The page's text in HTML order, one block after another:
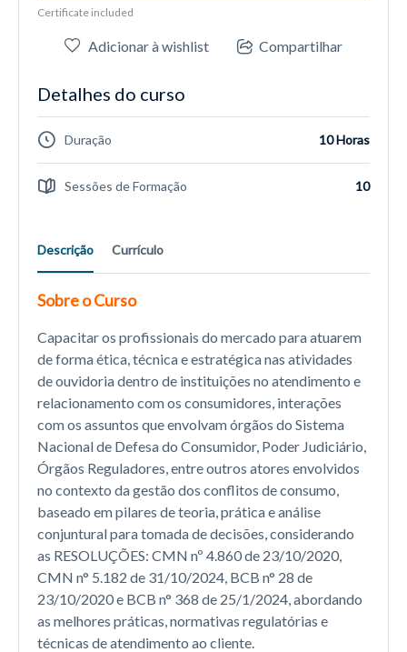
Descrição Currículo
Sobre o Curso
Capacitar os profissionais do mercado para atuarem
de forma ética, técnica e estratégica nas atividades
de ouvidoria dentro de instituições no atendimento e
relacionamento com os consumidores, interações
com os assuntos que envolvam órgãos do Sistema
Nacional de Defesa do Consumidor, Poder Judiciário,
Órgãos Reguladores, entre outros atores envolvidos
no contexto da gestão dos conflitos de consumo,
baseado em pilares de teoria, prática e análise
conjuntural para tomada de decisões, considerando
as RESOLUÇÕES: CMN nº 4.860 de 23/10/2020,
CMN n° 5.182 de 31/10/2024, BCB n° 28 de
23/10/2020 e BCB n° 368 de 25/1/2024, abordando
as melhores práticas, normativas regulatórias e
técnicas de atendimento ao cliente.
Certificate included
Adicionar à wishlist Compartilhar
Detalhes do curso
Duração 10 Horas
Sessões de Formação 10